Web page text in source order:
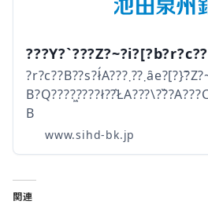
?r?c??B??s?ł́A???܂??܂ȃe?[?}?̃Z?~?i?[???J?Â??Ă???܂??
B
www.sihd-bk.jp
関連